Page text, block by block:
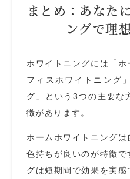
まとめ：あなた
ングで理
ホワイトニングには「
フィスホワイトニング
グ」という3つの主要な
徴があります。
ホームホワイトニングは
色持ちが良いのが特徴
グは短期間で効果を実